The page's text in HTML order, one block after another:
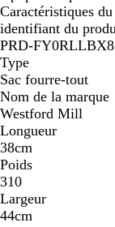
Caractéristiques
identifiant du
PRD-FY0RLLBX8
Type
Sac fourre-tout
Nom de la marque
Westford Mill
Longueur
38cm
Poids
310
Largeur
44cm